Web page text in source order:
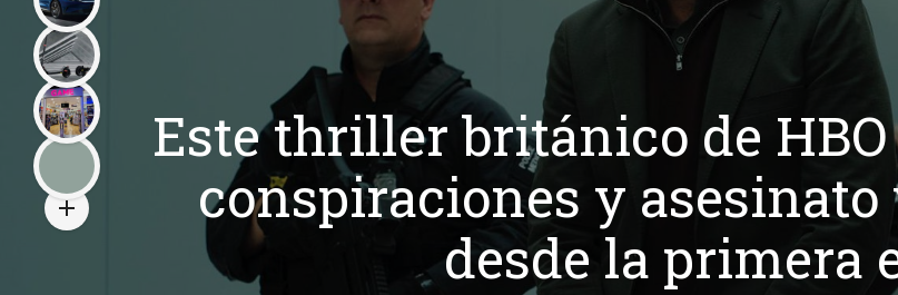
Este thriller británico de
conspiraciones y
desde la primera